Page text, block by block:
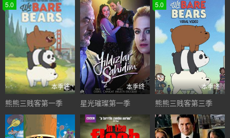
5.0
本季终
熊熊三贱客第一季
本季终
星光璀璨第一季
5.0
本季终
熊熊三贱客第三季